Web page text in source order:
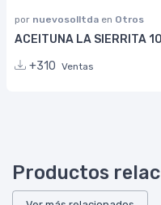
por nuevosolltda en Otros
ACEITUNA LA SIERRITA
+310 Ventas
Productos